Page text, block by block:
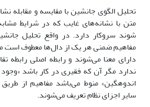
تحلیل الگوی جانشین با مقایسه و مقابله
متن با نشانه‌های غایب که در شرایط
شوند سروکار دارد. در واقع تحلیل
مفاهیم ضمنی هر یک از دال‌ها معطوف است
دارای معنا می‌شوند و رابطه اصلی رابطه
ندارد مگر آن که فقیری در کار باشد
اندوهگین» منوط می‌باشد مفاهیم از طریق
سایر اجزای نظام تعریف می‌شوند.